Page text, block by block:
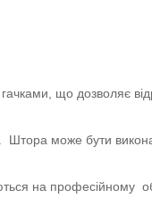
що дозволяє
може бути
на професійному